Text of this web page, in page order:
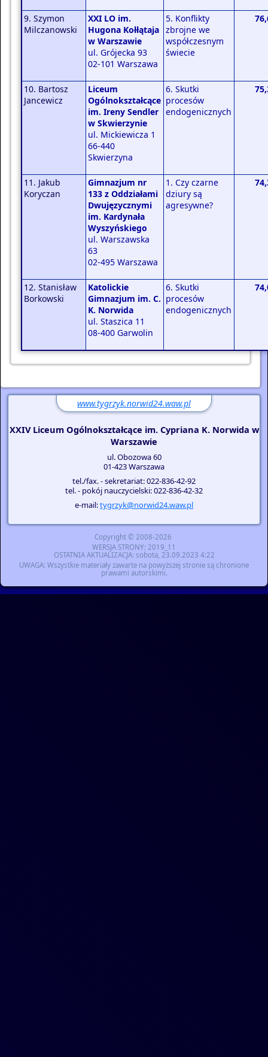
9. Szymon
Milczanowski
XXI LO im.
Hugona Kołłątaja
w Warszawie
ul. Grójecka 93
02-101 Warszawa
5. Konflikty
zbrojne we
współczesnym
świecie
10. Bartosz
Jancewicz
Liceum
Ogólnokształcące
im. Ireny Sendler
w Skwierzynie
ul. Mickiewicza 1
66-440
Skwierzyna
6. Skutki
procesów
endogenicznych
11. Jakub
Koryczan
Gimnazjum nr
133 z Oddziałami
Dwujęzycznymi
im. Kardynała
Wyszyńskiego
ul. Warszawska
63
02-495 Warszawa
1. Czy czarne
dziury są
agresywne?
12. Stanisław
Borkowski
Katolickie
Gimnazjum im. C.
K. Norwida
ul. Staszica 11
08-400 Garwolin
6. Skutki
procesów
endogenicznych
www.tygrzyk.norwid24.waw.pl
XXIV Liceum Ogólnokształcące im. Cypriana K. Norwida w
Warszawie
ul. Obozowa 60
01-423 Warszawa
tel./fax. - sekretariat: 022-836-42-92
tel. - pokój nauczycielski: 022-836-42-32
e-mail:tygrzyk@norwid24.waw.pl
Copyright © 2008-2026
WERSJA STRONY: 2019_11
OSTATNIA AKTUALIZACJA: sobota, 23.09.2023 4:22
UWAGA: Wszystkie materiały zawarte na powyższej stronie są chronione
prawami autorskimi.